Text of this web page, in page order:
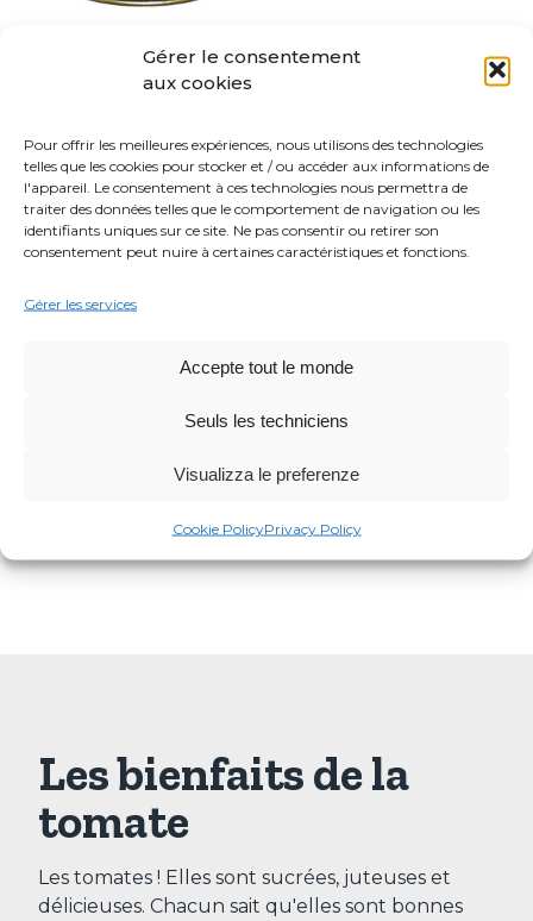
Gérer le consentement
aux cookies
Pour offrir les meilleures expériences, nous utilisons des technologies
telles que les cookies pour stocker et / ou accéder aux informations de
l'appareil. Le consentement à ces technologies nous permettra de
traiter des données telles que le comportement de navigation ou les
identifiants uniques sur ce site. Ne pas consentir ou retirer son
consentement peut nuire à certaines caractéristiques et fonctions.
Gérer les services
Accepte tout le monde
Seuls les techniciens
Visualizza le preferenze
Cookie PolicyPrivacy Policy
Les bienfaits de la
tomate
Les tomates ! Elles sont sucrées, juteuses et
délicieuses. Chacun sait qu'elles sont bonnes